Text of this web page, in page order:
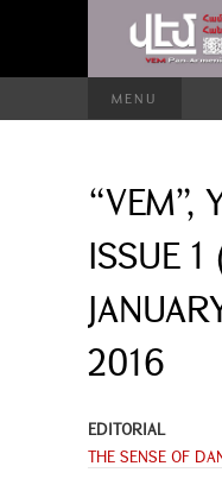
MENU
“VEM”,
ISSUE
2016
EDITORIAL
THE SENSE OF